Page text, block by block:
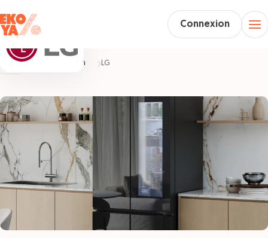
Connexion
Accueil Maison LG